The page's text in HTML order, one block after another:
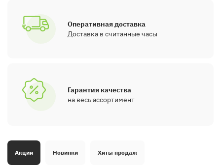
Оперативная доставка
Доставка в считанные часы
Гарантия качества
на весь ассортимент
Акции Новинки Хиты продаж